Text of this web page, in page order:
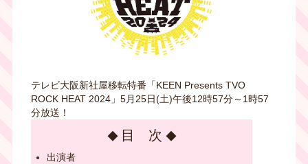
テレビ大阪新社屋移転特番「KEEN Presents TVO
ROCK HEAT 2024」5月25日(土)午後12時57分～1時57
分放送！
目 次
出演者